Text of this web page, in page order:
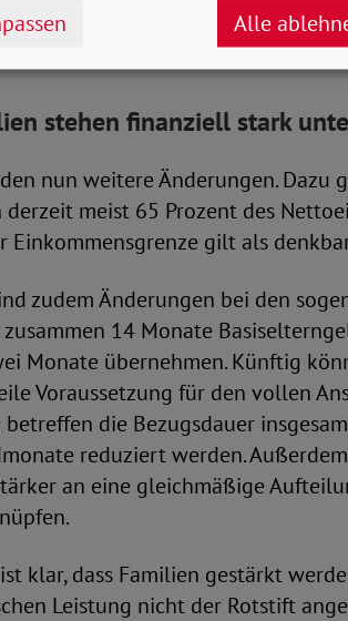
bis zu einem zu versteuernden
Zuvor lag die Grenze bei
stehen finanziell stark
nun weitere Änderungen. Dazu
derzeit meist 65 Prozent des
Einkommensgrenze gilt als
zudem Änderungen bei den
14 Monate
Monate übernehmen. Künftig
Voraussetzung für den vollen
die Bezugsdauer
reduziert werden.
an eine gleichmäßige
klar, dass Familien gestärkt
Leistung nicht der Rotstift
Alle